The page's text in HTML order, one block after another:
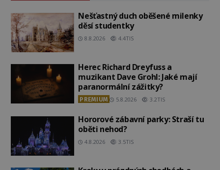
Nešťastný duch oběšené milenky
děsí studentky
8.8.2026 4.4TIS
Herec Richard Dreyfuss a
muzikant Dave Grohl: Jaké mají
paranormální zážitky?
PREMIUM 5.8.2026 3.2TIS
Hororové zábavní parky: Straší tu
oběti nehod?
4.8.2026 3.5TIS